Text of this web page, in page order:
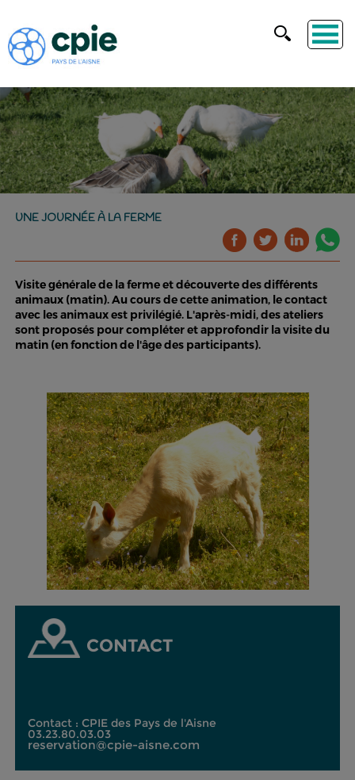
UNE JOURNÉE À LA FERME
Visite générale de la ferme et découverte des différents
animaux (matin). Au cours de cette animation, le contact
avec les animaux est privilégié. L'après-midi, des ateliers
sont proposés pour compléter et approfondir la visite du
matin (en fonction de l'âge des participants).
CONTACT
Contact : CPIE des Pays de l'Aisne
03.23.80.03.03
reservation@cpie-aisne.com